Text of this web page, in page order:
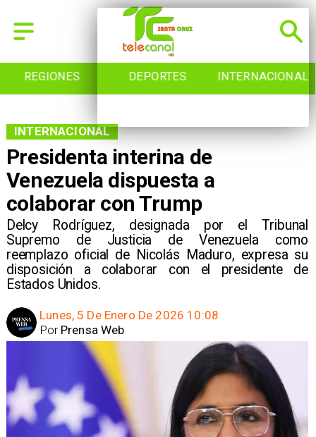
REGIONES DEPORTES INTERNACIONAL
Presidenta interina de
Venezuela dispuesta a
colaborar con Trump
Delcy Rodríguez, designada por el Tribunal
Supremo de Justicia de Venezuela como
reemplazo oficial de Nicolás Maduro, expresa su
disposición a colaborar con el presidente de
Estados Unidos.
INTERNACIONAL
Lunes, 5 De Enero De 2026 10:08
Prensa Web
Por